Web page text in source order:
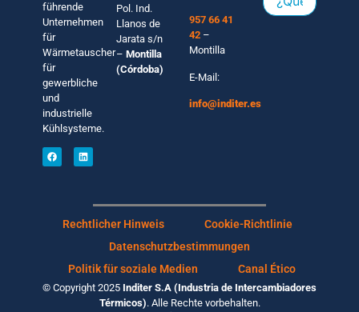
führende
Unternehmen
für
Wärmetauscher
für
gewerbliche
und
industrielle
Kühlsysteme.
Pol. Ind.
Llanos de
Jarata s/n
– Montilla
(Córdoba)
957 66 41
42 –
Montilla
E-Mail:
info@inditer.es
Rechtlicher Hinweis
Cookie-Richtlinie
Datenschutzbestimmungen
Politik für soziale Medien
Canal Ético
© Copyright 2025 Inditer S.A (Industria de Intercambiadores
Térmicos). Alle Rechte vorbehalten.